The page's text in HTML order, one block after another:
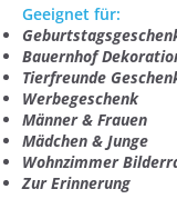
Geeignet für:
Bauernhof
Tierfreunde
Werbegeschenk
Männer & Frauen
Mädchen & Junge
Wohnzimmer
Zur Erinnerung